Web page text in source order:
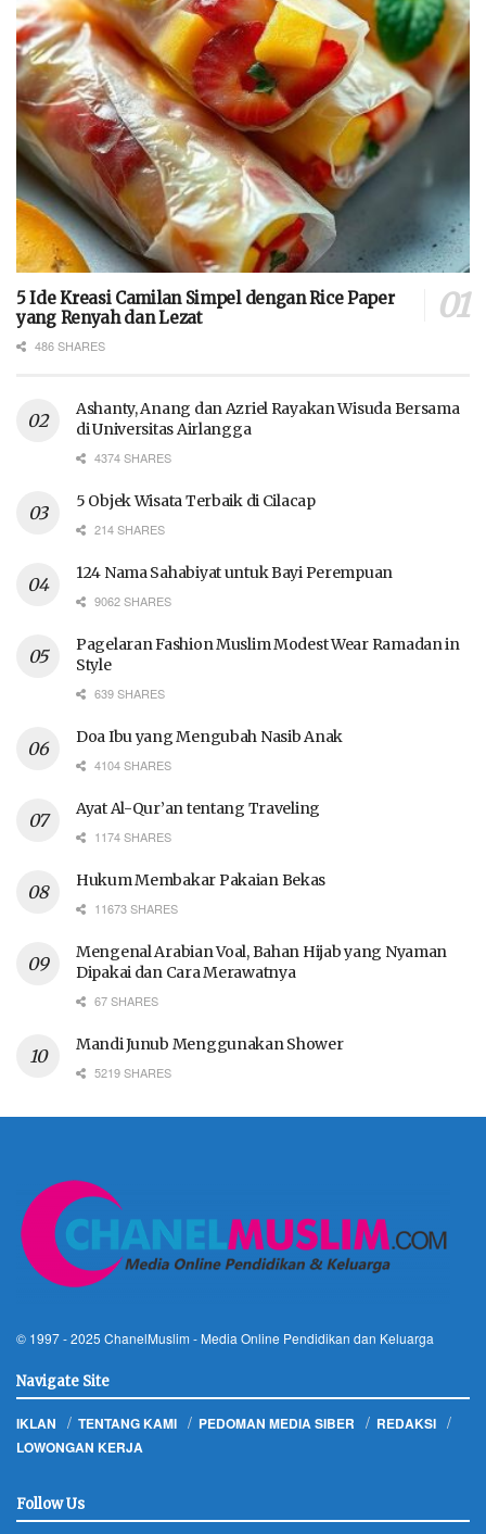
5 Ide Kreasi Camilan Simpel dengan Rice Paper
yang Renyah dan Lezat
486 SHARES
Ashanty, Anang dan Azriel Rayakan Wisuda Bersama
di Universitas Airlangga
4374 SHARES
5 Objek Wisata Terbaik di Cilacap
214 SHARES
124 Nama Sahabiyat untuk Bayi Perempuan
9062 SHARES
Pagelaran Fashion Muslim Modest Wear Ramadan in
Style
639 SHARES
Doa Ibu yang Mengubah Nasib Anak
4104 SHARES
Ayat Al-Qur’an tentang Traveling
1174 SHARES
Hukum Membakar Pakaian Bekas
11673 SHARES
Mengenal Arabian Voal, Bahan Hijab yang Nyaman
Dipakai dan Cara Merawatnya
67 SHARES
Mandi Junub Menggunakan Shower
5219 SHARES
© 1997 - 2025 ChanelMuslim - Media Online Pendidikan dan Keluarga
Navigate Site
IKLAN TENTANG KAMI PEDOMAN MEDIA SIBER
REDAKSI
LOWONGAN KERJA
Follow Us